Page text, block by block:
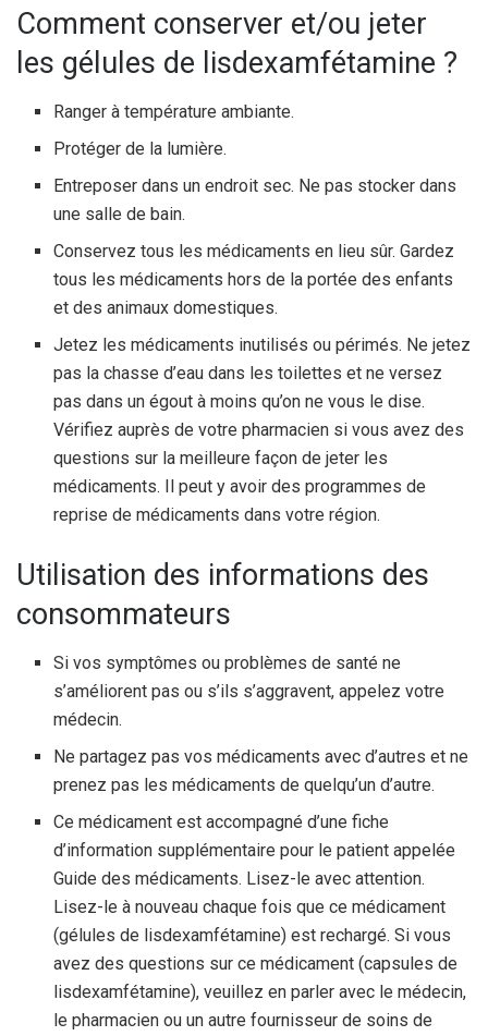
Comment conserver et/ou jeter
les gélules de lisdexamfétamine ?
Ranger à température ambiante.
Protéger de la lumière.
Entreposer dans un endroit sec. Ne pas stocker dans
une salle de bain.
Conservez tous les médicaments en lieu sûr. Gardez
tous les médicaments hors de la portée des enfants
et des animaux domestiques.
Jetez les médicaments inutilisés ou périmés. Ne jetez
pas la chasse d’eau dans les toilettes et ne versez
pas dans un égout à moins qu’on ne vous le dise.
Vérifiez auprès de votre pharmacien si vous avez des
questions sur la meilleure façon de jeter les
médicaments. Il peut y avoir des programmes de
reprise de médicaments dans votre région.
Utilisation des informations des
consommateurs
Si vos symptômes ou problèmes de santé ne
s’améliorent pas ou s’ils s’aggravent, appelez votre
médecin.
Ne partagez pas vos médicaments avec d’autres et ne
prenez pas les médicaments de quelqu’un d’autre.
Ce médicament est accompagné d’une fiche
d’information supplémentaire pour le patient appelée
Guide des médicaments. Lisez-le avec attention.
Lisez-le à nouveau chaque fois que ce médicament
(gélules de lisdexamfétamine) est rechargé. Si vous
avez des questions sur ce médicament (capsules de
lisdexamfétamine), veuillez en parler avec le médecin,
le pharmacien ou un autre fournisseur de soins de